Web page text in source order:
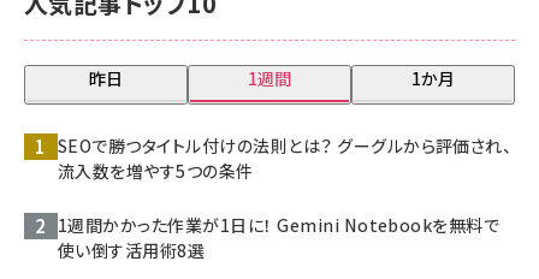
昨日 1週間 1か月
SEOで勝つタイトル付けの法則とは？ グーグルから評価され、
流入数を増やす5つの条件
1週間かかった作業が1日に！ Gemini Notebookを無料で
使い倒す活用術8選